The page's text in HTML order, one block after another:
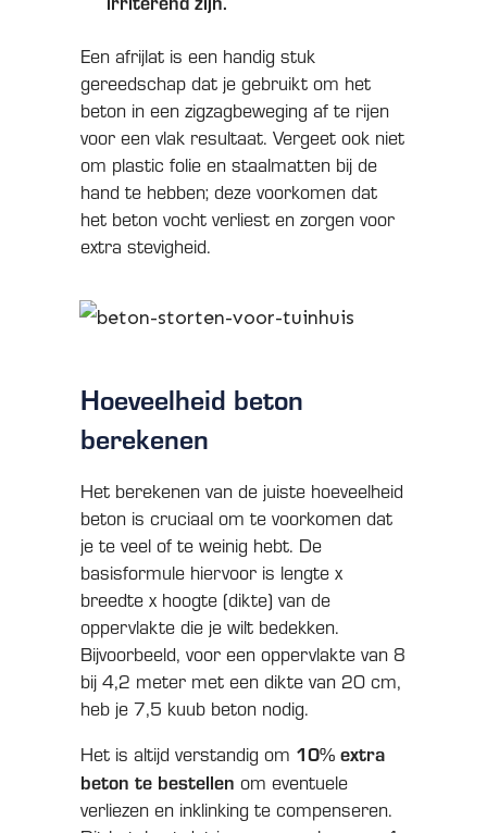
Een afrijlat is een handig stuk
gereedschap dat je gebruikt om het
beton in een zigzagbeweging af te rijen
voor een vlak resultaat. Vergeet ook niet
om plastic folie en staalmatten bij de
hand te hebben; deze voorkomen dat
het beton vocht verliest en zorgen voor
extra stevigheid.
Hoeveelheid beton
berekenen
Het berekenen van de juiste hoeveelheid
beton is cruciaal om te voorkomen dat
je te veel of te weinig hebt. De
basisformule hiervoor is lengte x
breedte x hoogte (dikte) van de
oppervlakte die je wilt bedekken.
Bijvoorbeeld, voor een oppervlakte van 8
bij 4,2 meter met een dikte van 20 cm,
heb je 7,5 kuub beton nodig.
Het is altijd verstandig om 10% extra
beton te bestellen om eventuele
verliezen en inklinking te compenseren.